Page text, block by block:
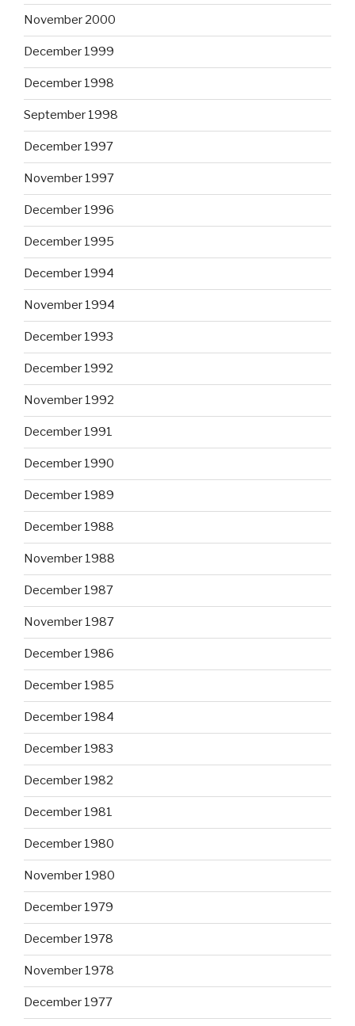
November 2000
December 1999
December 1998
September 1998
December 1997
November 1997
December 1996
December 1995
December 1994
November 1994
December 1993
December 1992
November 1992
December 1991
December 1990
December 1989
December 1988
November 1988
December 1987
November 1987
December 1986
December 1985
December 1984
December 1983
December 1982
December 1981
December 1980
November 1980
December 1979
December 1978
November 1978
December 1977